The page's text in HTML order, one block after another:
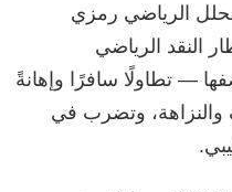
الرياضي رمزي
النقد الرياضي
— تطاولًا سافرًا وإهانةً
وتضرب في